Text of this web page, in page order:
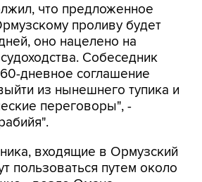
что предложенное
проливу будет
оно нацелено на
Собеседник
дневное соглашение
из нынешнего тупика и
переговоры", -
входящие в Ормузский
пользоваться путем около